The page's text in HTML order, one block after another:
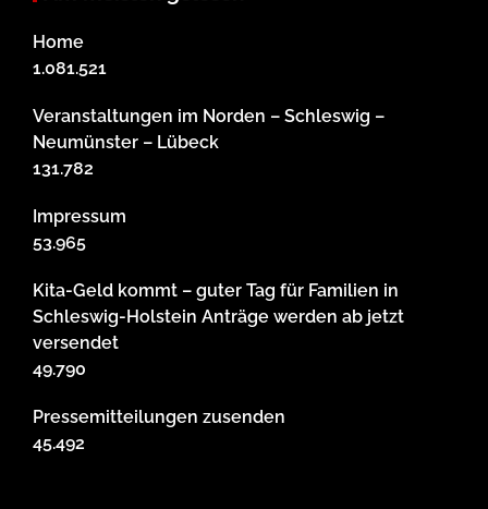
Home
1.081.521
Veranstaltungen im Norden – Schleswig –
Neumünster – Lübeck
131.782
Impressum
53.965
Kita-Geld kommt – guter Tag für Familien in
Schleswig-Holstein Anträge werden ab jetzt
versendet
49.790
Pressemitteilungen zusenden
45.492